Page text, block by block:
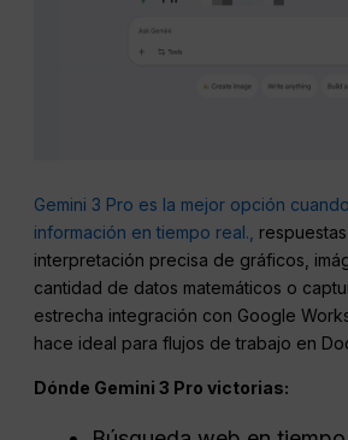
Gemini 3 Pro es la mejor opción
información en tiempo real.,
interpretación precisa de gráficos,
cantidad de datos matemáticos o
estrecha integración con Google
hace ideal para flujos de trabajo en
Dónde Gemini 3 Pro victorias: